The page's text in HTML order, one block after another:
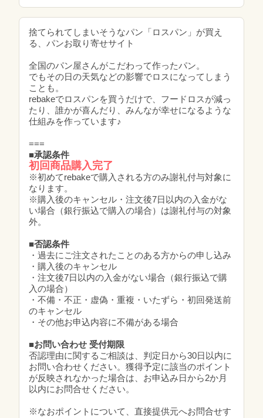
捨てられてしまいそうなパン「ロスパン」が買え
る、パンお取り寄せサイト
全国のパン屋さんがこだわって作ったパン。
でもその日の天気などの影響でロスになってしまう
ことも。
rebakeでロスパンを買うだけで、フードロスが減っ
たり、誰かが喜んだり、みんなが幸せになるような
仕組みを作っています♪
===
■承認条件
初回商品購入完了
※初めてrebakeで購入される方のみ謝礼付与対象に
なります。
※購入後のキャンセル・注文後7日以内の入金がな
い場合（銀行振込で購入の場合）は謝礼付与の対象
外。
■否認条件
・過去にご注文されたことのある方からの申し込み
・購入後のキャンセル
・注文後7日以内の入金がない場合（銀行振込で購
入の場合）
・不備・不正・虚偽・重複・いたずら・初回発送前
のキャンセル
・その他お申込内容に不備がある場合
■お問い合わせ 受付期限
否認理由に関するご相談は、判定日から30日以内に
お問い合わせください。獲得予定に該当のポイント
が反映されなかった場合は、お申込み日から2か月
以内にお問合せください。
※なおポイントについて、直接提供元へお問合せす